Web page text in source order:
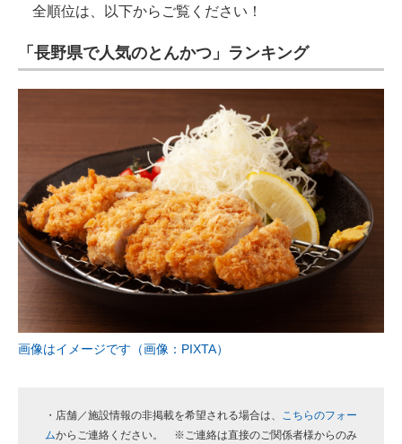
全順位は、以下からご覧ください！
「長野県で人気のとんかつ」ランキング
画像はイメージです（画像：PIXTA）
・店舗／施設情報の非掲載を希望される場合は、 こちらのフォー
ムからご連絡ください。 ※ご連絡は直接のご関係者様からのみ